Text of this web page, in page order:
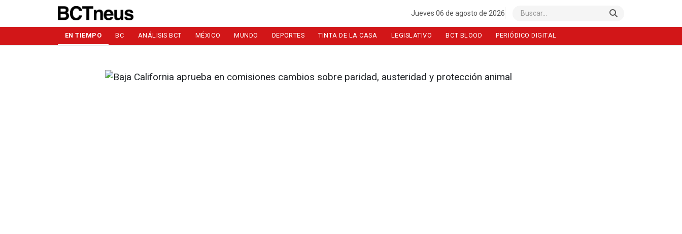
Jueves 06 de agosto de 2026 Buscar
EN TIEMPO BC ANÁLISIS BCT MÉXICO MUNDO DEPORTES TINTA DE LA CASA LEGISLATIVO BCT BLOOD PERIÓDICO DIGITAL